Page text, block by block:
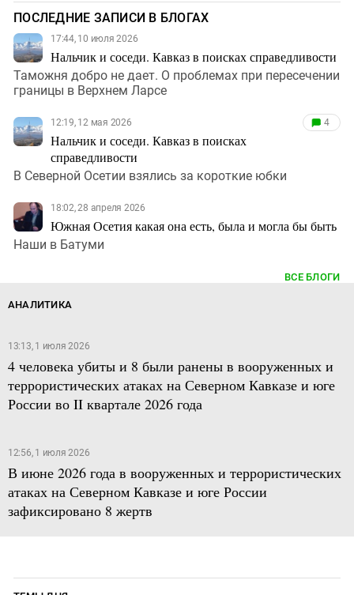
ПОСЛЕДНИЕ ЗАПИСИ В БЛОГАХ
17:44, 10 июля 2026
Нальчик и соседи. Кавказ в поисках справедливости
Таможня добро не дает. О проблемах при пересечении
границы в Верхнем Ларсе
12:19, 12 мая 2026
Нальчик и соседи. Кавказ в поисках
справедливости
4
В Северной Осетии взялись за короткие юбки
18:02, 28 апреля 2026
Южная Осетия какая она есть, была и могла бы быть
Наши в Батуми
ВСЕ БЛОГИ
АНАЛИТИКА
13:13, 1 июля 2026
4 человека убиты и 8 были ранены в вооруженных и
террористических атаках на Северном Кавказе и юге
России во II квартале 2026 года
12:56, 1 июля 2026
В июне 2026 года в вооруженных и террористических
атаках на Северном Кавказе и юге России
зафиксировано 8 жертв